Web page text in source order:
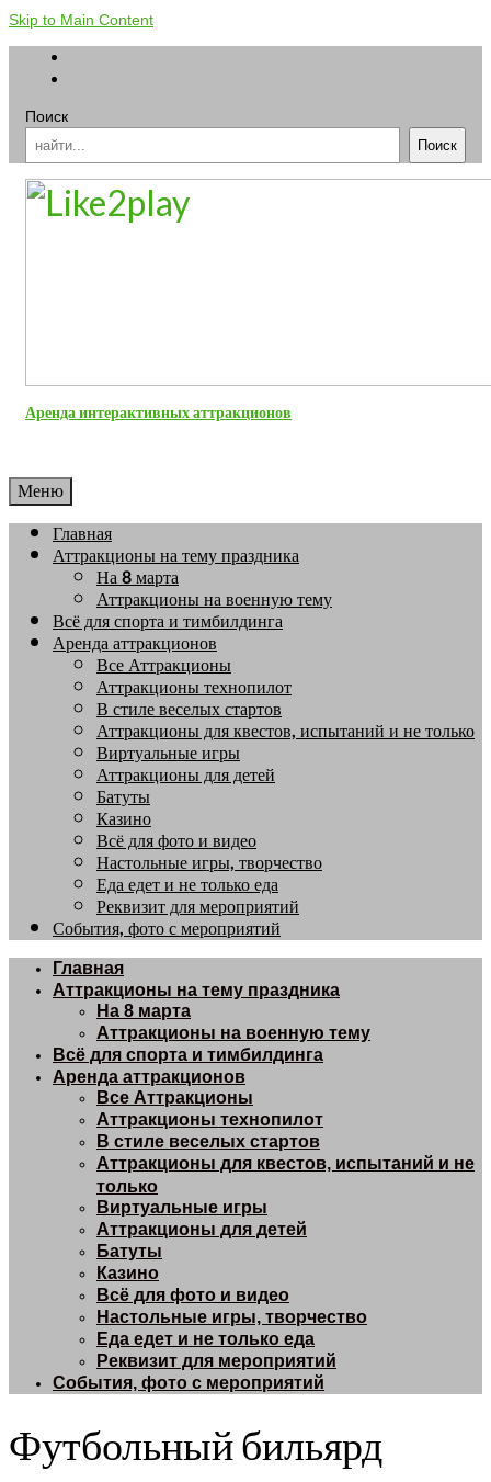
Skip to Main Content
Поиск
Поиск
Аренда интерактивных аттракционов
Меню
Главная
Аттракционы на тему праздника
На 8 марта
Аттракционы на военную тему
Всё для спорта и тимбилдинга
Аренда аттракционов
Все Аттракционы
Аттракционы технопилот
В стиле веселых стартов
Аттракционы для квестов, испытаний и не только
Виртуальные игры
Аттракционы для детей
Батуты
Казино
Всё для фото и видео
Настольные игры, творчество
Еда едет и не только еда
Реквизит для мероприятий
События, фото с мероприятий
Главная
Аттракционы на тему праздника
На 8 марта
Аттракционы на военную тему
Всё для спорта и тимбилдинга
Аренда аттракционов
Все Аттракционы
Аттракционы технопилот
В стиле веселых стартов
Аттракционы для квестов, испытаний и не
только
Виртуальные игры
Аттракционы для детей
Батуты
Казино
Всё для фото и видео
Настольные игры, творчество
Еда едет и не только еда
Реквизит для мероприятий
События, фото с мероприятий
Футбольный бильярд